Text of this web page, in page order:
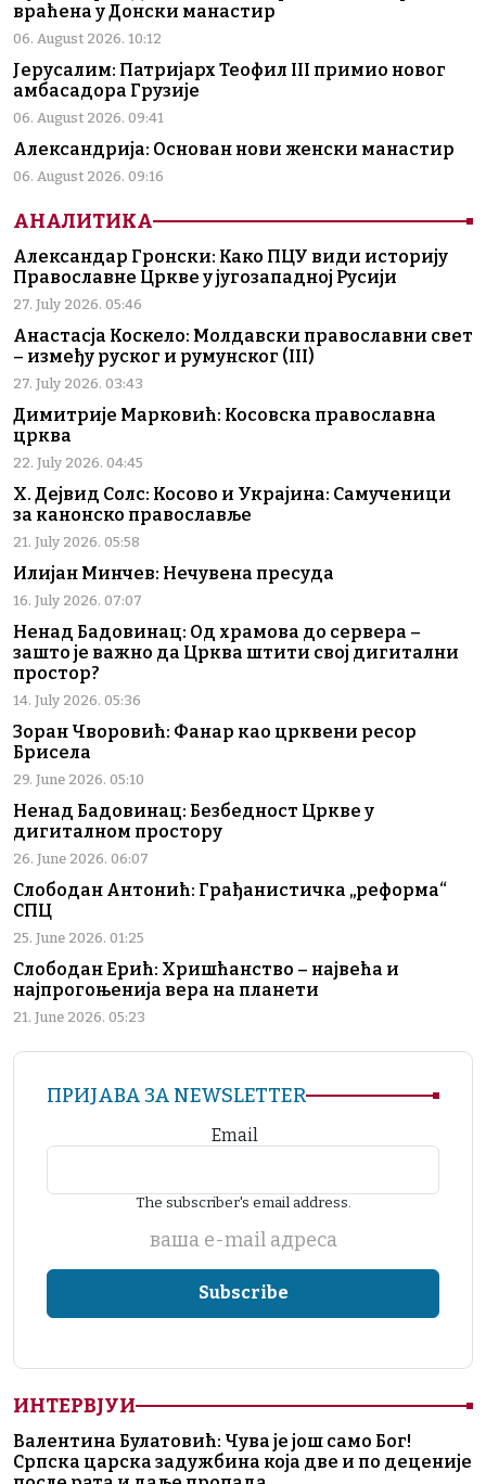
враћена у Донски манастир
06. August 2026. 10:12
Јерусалим: Патријарх Теофил III примио новог
амбасадора Грузије
06. August 2026. 09:41
Александрија: Основан нови женски манастир
06. August 2026. 09:16
АНАЛИТИКА
Александар Гронски: Како ПЦУ види историју
Православне Цркве у југозападној Русији
27. July 2026. 05:46
Анастасја Коскело: Молдавски православни свет
– између руског и румунског (III)
27. July 2026. 03:43
Димитрије Марковић: Косовска православна
црква
22. July 2026. 04:45
Х. Дејвид Солс: Косово и Украјина: Самученици
за канонско православље
21. July 2026. 05:58
Илијан Минчев: Нечувена пресуда
16. July 2026. 07:07
Ненад Бадовинац: Од храмова до сервера –
зашто је важно да Црква штити свој дигитални
простор?
14. July 2026. 05:36
Зоран Чворовић: Фанар као црквени ресор
Брисела
29. June 2026. 05:10
Ненад Бадовинац: Безбедност Цркве у
дигиталном простору
26. June 2026. 06:07
Слободан Антонић: Грађанистичка „реформа“
СПЦ
25. June 2026. 01:25
Слободан Ерић: Хришћанство – највећа и
најпрогоњенија вера на планети
21. June 2026. 05:23
ПРИЈАВА ЗА NEWSLETTER
Email
The subscriber's email address.
ваша е-mail адреса
ИНТЕРВЈУИ
Валентина Булатовић: Чува је још само Бог!
Српска царска задужбина која две и по деценије